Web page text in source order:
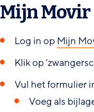
Mijn Movir
Log in op Mijn
Klik op
Vul het formulier
Voeg als